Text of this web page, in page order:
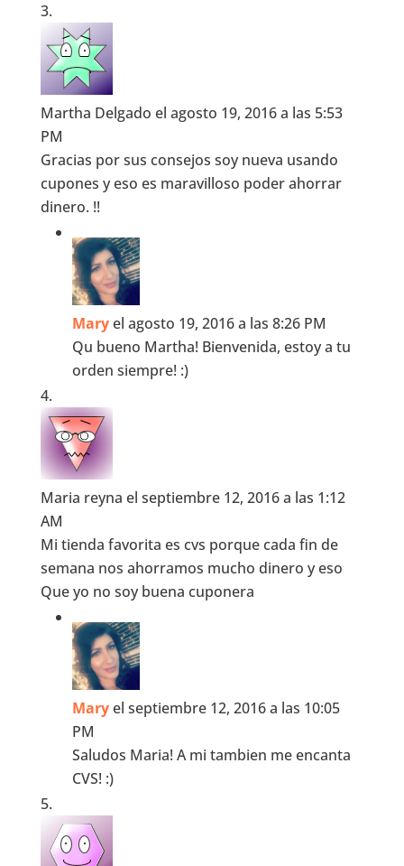
Martha Delgado el agosto 19, 2016 a las 5:53
PM
Gracias por sus consejos soy nueva usando
cupones y eso es maravilloso poder ahorrar
dinero. !!
Mary el agosto 19, 2016 a las 8:26 PM
Qu bueno Martha! Bienvenida, estoy a tu
orden siempre! :)
Maria reyna el septiembre 12, 2016 a las 1:12
AM
Mi tienda favorita es cvs porque cada fin de
semana nos ahorramos mucho dinero y eso
Que yo no soy buena cuponera
Mary el septiembre 12, 2016 a las 10:05
PM
Saludos Maria! A mi tambien me encanta
CVS! :)